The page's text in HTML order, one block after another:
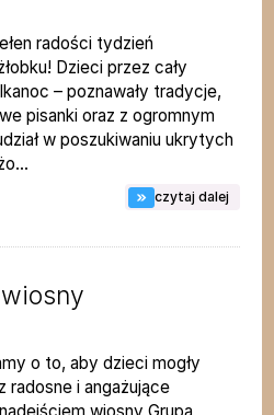
radości tydzień
Dzieci przez cały
– poznawały tradycje,
pisanki oraz z ogromnym
w poszukiwaniu ukrytych
czytaj dalej
o to, aby dzieci mogły
radosne i angażujące
wiosny Grupa